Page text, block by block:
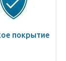
покрытие